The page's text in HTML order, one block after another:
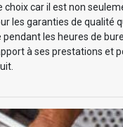
choix car il est non
les garanties de qualité
les heures de
à ses prestations et